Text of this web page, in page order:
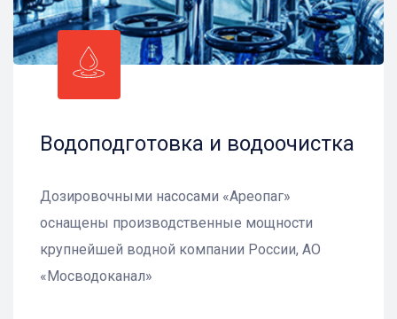
Водоподготовка и водоочистка
Дозировочными насосами «Ареопаг»
оснащены производственные мощности
крупнейшей водной компании России, АО
«Мосводоканал»